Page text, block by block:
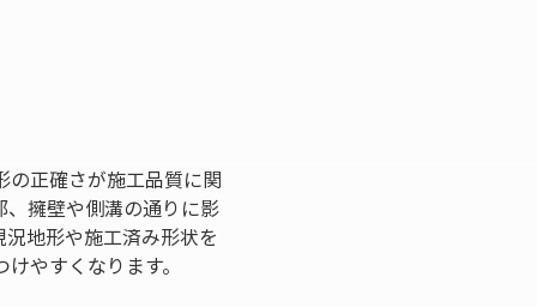
の正確さが施工品質に関
擁壁や側溝の通りに影
地形や施工済み形状を
やすくなります。